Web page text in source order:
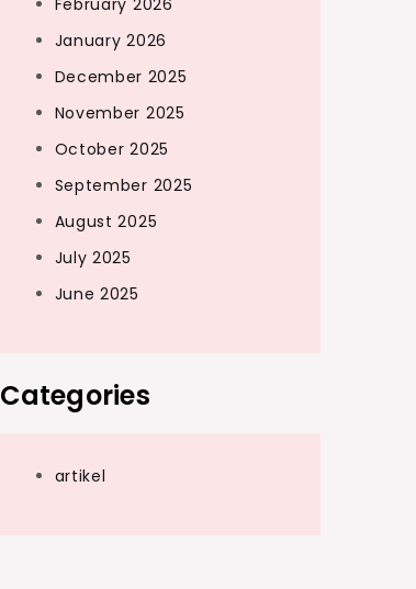
February 2026
January 2026
December 2025
November 2025
October 2025
September 2025
August 2025
July 2025
June 2025
Categories
artikel